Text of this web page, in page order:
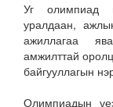
Уг олимпиад
уралдаан,
ажиллагаа
амжилттай
байгууллагын
Олимпиадын